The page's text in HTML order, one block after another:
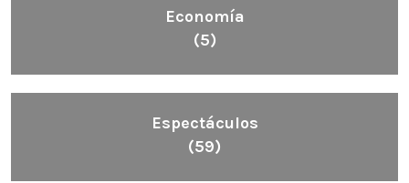
Economía
(5)
Espectáculos
(59)